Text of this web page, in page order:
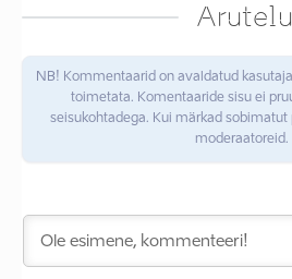
Arutelu
NB! Kommentaarid on avaldatud
toimetata. Komentaaride sisu ei
seisukohtadega. Kui märkad
moderaatoreid.